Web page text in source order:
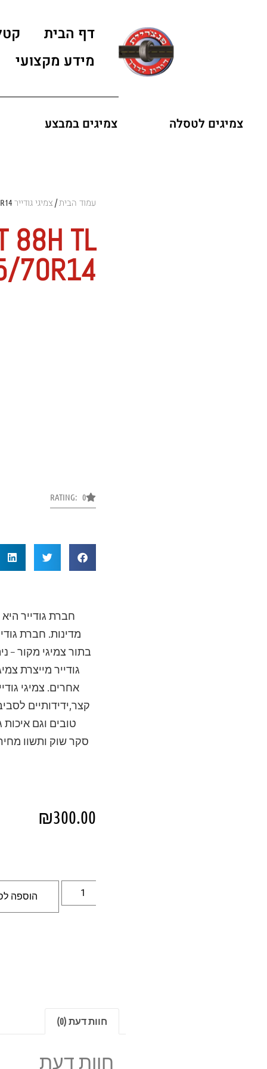
דף הבית
מידע מקצועי
צמיגים לטסלה צמיגים במבצע
עמוד הבית/ צמיגי גודייר GOODYEAR
88H TL
70R14
RATING: 0
חברת גודייר
מדינות. חברת
בתור צמיגי מקור –
גודייר מייצרת
אחרים. צמיגי
קצר,ידידותיים
טובים וגם
סקר שוק ותשוו
₪300.00
הוספה
חוות דעת (0)
חוות דעת